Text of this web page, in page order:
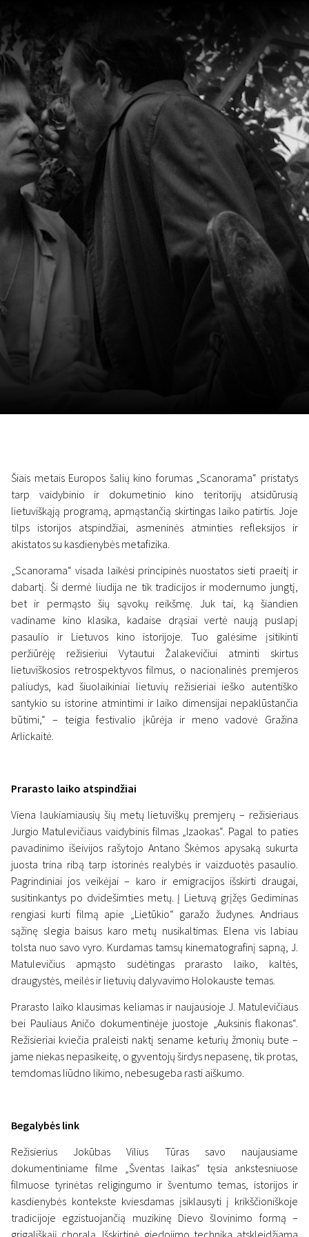
Naujienos
„Scanoramos“ lietuviškoje
programoje – skirtingos laiko
4 spalio 2020
Šiais metais Europos šalių kino forumas „Scanorama“ pristatys
tarp vaidybinio ir dokumetinio kino teritorijų atsidūrusią
lietuviškąją programą, apmąstančią skirtingas laiko patirtis. Joje
tilps istorijos atspindžiai, asmeninės atminties refleksijos ir
akistatos su kasdienybės metafizika.
„Scanorama“ visada laikėsi principinės nuostatos sieti praeitį ir
dabartį. Ši dermė liudija ne tik tradicijos ir modernumo jungtį,
bet ir permąsto šių sąvokų reikšmę. Juk tai, ką šiandien
vadiname kino klasika, kadaise drąsiai vertė naują puslapį
pasaulio ir Lietuvos kino istorijoje. Tuo galėsime įsitikinti
peržiūrėję režisieriui Vytautui Žalakevičiui atminti skirtus
lietuviškosios retrospektyvos filmus, o nacionalinės premjeros
paliudys, kad šiuolaikiniai lietuvių režisieriai ieško autentiško
santykio su istorine atmintimi ir laiko dimensijai nepaklūstančia
būtimi,“ – teigia festivalio įkūrėja ir meno vadovė Gražina
Arlickaitė.
Prarasto laiko atspindžiai
Viena laukiamiausių šių metų lietuviškų premjerų – režisieriaus
Jurgio Matulevičiaus vaidybinis filmas „Izaokas“. Pagal to paties
pavadinimo išeivijos rašytojo Antano Škėmos apysaką sukurta
juosta trina ribą tarp istorinės realybės ir vaizduotės pasaulio.
Pagrindiniai jos veikėjai – karo ir emigracijos išskirti draugai,
susitinkantys po dvidešimties metų. Į Lietuvą grįžęs Gediminas
rengiasi kurti filmą apie „Lietūkio“ garažo žudynes. Andriaus
sąžinę slegia baisus karo metų nusikaltimas. Elena vis labiau
tolsta nuo savo vyro. Kurdamas tamsų kinematografinį sapną, J.
Matulevičius apmąsto sudėtingas prarasto laiko, kaltės,
draugystės, meilės ir lietuvių dalyvavimo Holokauste temas.
Prarasto laiko klausimas keliamas ir naujausioje J. Matulevičiaus
bei Pauliaus Aničo dokumentinėje juostoje „Auksinis flakonas“.
Režisieriai kviečia praleisti naktį sename keturių žmonių bute –
jame niekas nepasikeitę, o gyventojų širdys nepasenę, tik protas,
temdomas liūdno likimo, nebesugeba rasti aiškumo.
Begalybės link
Režisierius Jokūbas Vilius Tūras savo naujausiame
dokumentiniame filme „Šventas laikas“ tęsia ankstesniuose
filmuose tyrinėtas religingumo ir šventumo temas, istorijos ir
kasdienybės kontekste kviesdamas įsiklausyti į krikščioniškoje
tradicijoje egzistuojančią muzikinę Dievo šlovinimo formą –
grigališkąjį choralą. Išskirtinė giedojimo technika atskleidžiama